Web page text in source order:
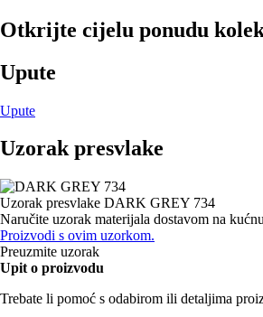
Otkrijte cijelu ponudu
Upute
Upute
Uzorak presvlake
Uzorak presvlake DARK GREY 734
Naručite uzorak materijala dostavom na
Proizvodi s ovim uzorkom.
Preuzmite uzorak
Upit o proizvodu
Trebate li pomoć s odabirom ili detaljima